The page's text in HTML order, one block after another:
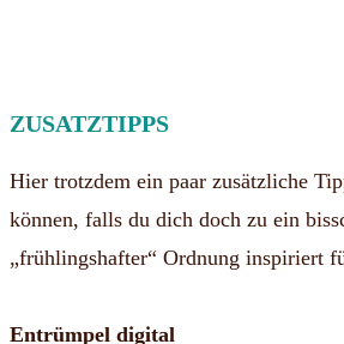
ZUSATZTIPPS
Hier trotzdem ein paar zusätzliche
können, falls du dich doch zu ein
„frühlingshafter“ Ordnung inspiriert
Entrümpel digital